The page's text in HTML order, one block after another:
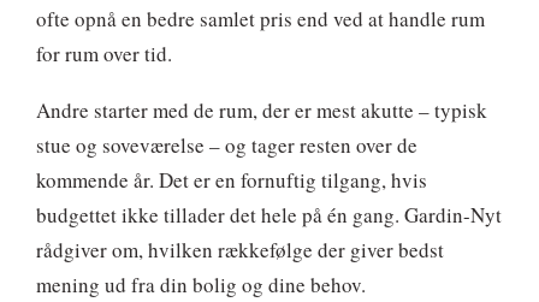
ofte opnå en bedre samlet pris end ved at handle rum
for rum over tid.
Andre starter med de rum, der er mest akutte – typisk
stue og soveværelse – og tager resten over de
kommende år. Det er en fornuftig tilgang, hvis
budgettet ikke tillader det hele på én gang. Gardin-Nyt
rådgiver om, hvilken rækkefølge der giver bedst
mening ud fra din bolig og dine behov.